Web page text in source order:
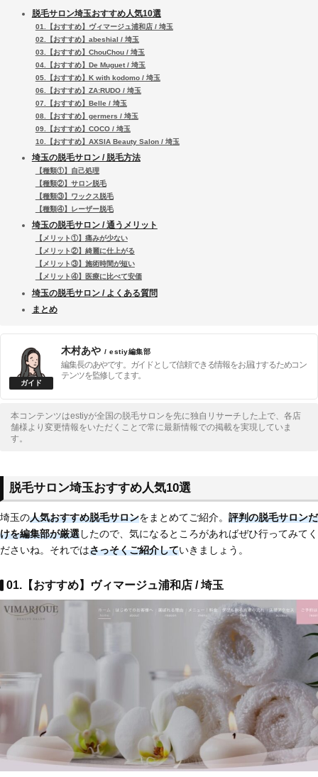
脱毛サロン埼玉おすすめ人気10選
01.【おすすめ】ヴィマージュ浦和店 / 埼玉
02.【おすすめ】abeshial / 埼玉
03.【おすすめ】ChouChou / 埼玉
04.【おすすめ】De Muguet / 埼玉
05.【おすすめ】K with kodomo / 埼玉
06.【おすすめ】ZA:RUDO / 埼玉
07.【おすすめ】Belle / 埼玉
08.【おすすめ】germers / 埼玉
09.【おすすめ】COCO / 埼玉
10.【おすすめ】AXSIA Beauty Salon / 埼玉
埼玉の脱毛サロン / 脱毛方法
【種類①】自己処理
【種類②】サロン脱毛
【種類③】ワックス脱毛
【種類④】レーザー脱毛
埼玉の脱毛サロン / 通うメリット
【メリット①】痛みが少ない
【メリット②】綺麗に仕上がる
【メリット③】施術時間が短い
【メリット④】医療に比べて安価
埼玉の脱毛サロン / よくある質問
まとめ
木村あや / estiy編集部
編集長のあやです。ガイドとして信頼できる情報をお届けするためコン
テンツを監修してます。
本コンテンツはestiyが全国の脱毛サロンを先に独自リサーチした上で、各店
舗様より変更情報をいただくことで常に最新情報での掲載を実現していま
す。
脱毛サロン埼玉おすすめ人気10選
埼玉の人気おすすめ脱毛サロンをまとめてご紹介。 評判の脱毛サロンだ
けを編集部が厳選したので、気になるところがあればぜひ行ってみてく
ださいね。それではさっそくご紹介していきましょう。
01.【おすすめ】ヴィマージュ浦和店 / 埼玉